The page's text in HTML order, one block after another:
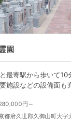
園
最寄駅から歩いて10
施設などの設備面も
円～
都府久世郡久御山町大字